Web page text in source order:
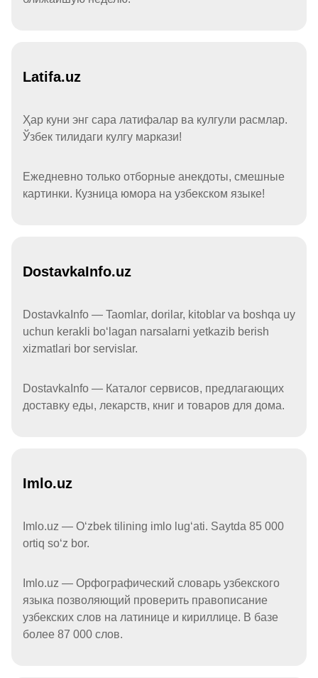
Latifa.uz
Ҳар куни энг сара латифалар ва кулгули расмлар.
Ўзбек тилидаги кулгу маркази!
Ежедневно только отборные анекдоты, смешные
картинки. Кузница юмора на узбекском языке!
DostavkaInfo.uz
DostavkaInfo — Taomlar, dorilar, kitoblar va boshqa uy
uchun kerakli boʻlagan narsalarni yetkazib berish
xizmatlari bor servislar.
DostavkaInfo — Каталог сервисов, предлагающих
доставку еды, лекарств, книг и товаров для дома.
Imlo.uz
Imlo.uz — Oʻzbek tilining imlo lugʻati. Saytda 85 000
ortiq soʻz bor.
Imlo.uz — Орфографический словарь узбекского
языка позволяющий проверить правописание
узбекских слов на латинице и кириллице. В базе
более 87 000 слов.